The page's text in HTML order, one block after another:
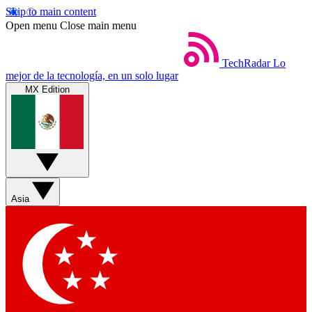
Skip to main content
Open menu Close main menu
TechRadar Lo
mejor de la tecnología, en un solo lugar
MX Edition
Asia